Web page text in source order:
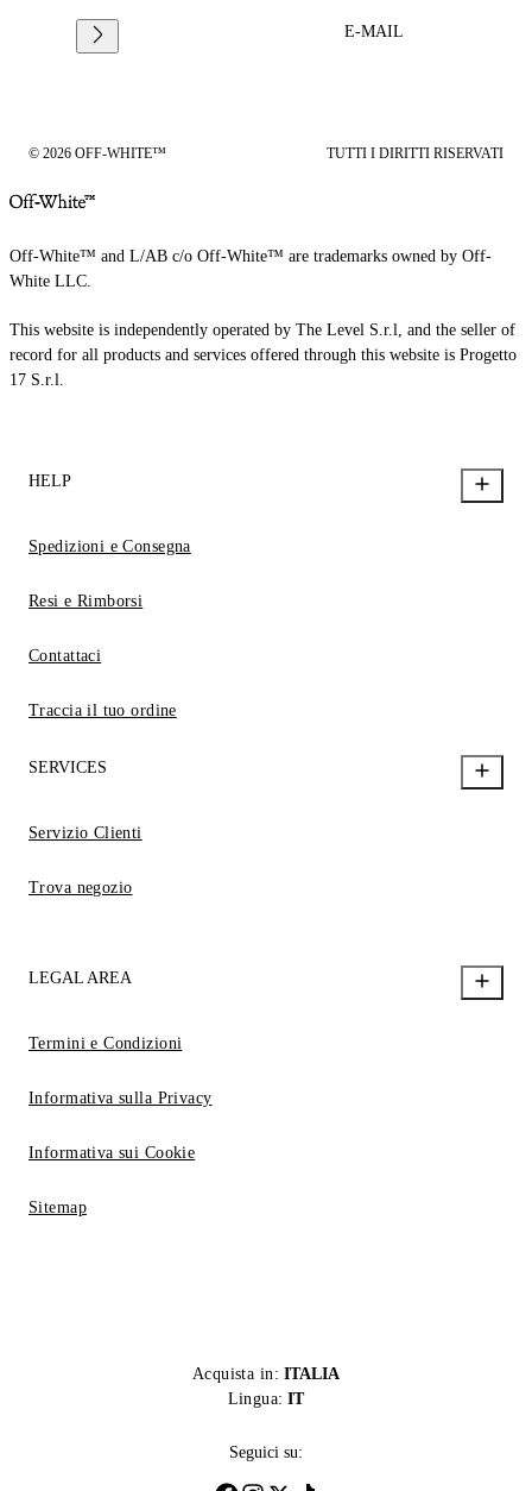
E-MAIL
© 2026 OFF-WHITE™ TUTTI I DIRITTI RISERVATI
Off-White™ and L/AB c/o Off-White™ are trademarks owned by Off-
White LLC.
This website is independently operated by The Level S.r.l, and the seller of
record for all products and services offered through this website is Progetto
17 S.r.l.
HELP
Spedizioni e Consegna
Resi e Rimborsi
Contattaci
Traccia il tuo ordine
SERVICES
Servizio Clienti
Trova negozio
LEGAL AREA
Termini e Condizioni
Informativa sulla Privacy
Informativa sui Cookie
Sitemap
Acquista in: ITALIA
Lingua: IT
Seguici su: